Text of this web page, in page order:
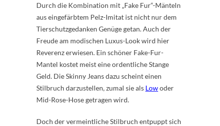
Durch die Kombination mit „Fake Fur“-Mänteln
aus eingefärbtem Pelz-Imitat ist nicht nur dem
Tierschutzgedanken Genüge getan. Auch der
Freude am modischen Luxus-Look wird hier
Reverenz erwiesen. Ein schöner Fake-Fur-
Mantel kostet meist eine ordentliche Stange
Geld. Die Skinny Jeans dazu scheint einen
Stilbruch darzustellen, zumal sie als Lowoder
Mid-Rose-Hose getragen wird.
Doch der vermeintliche Stilbruch entpuppt sich